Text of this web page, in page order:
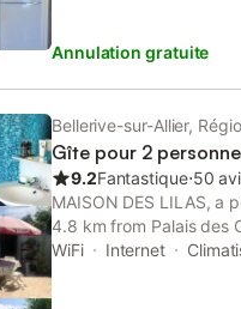
Annulation gratuite
Bellerive-sur-Allier,
Gîte pour 2
9.2Fantastique⋅50
MAISON DES LILAS, a
4.8 km from Palais des
well as 5.2 km from
WiFi Internet